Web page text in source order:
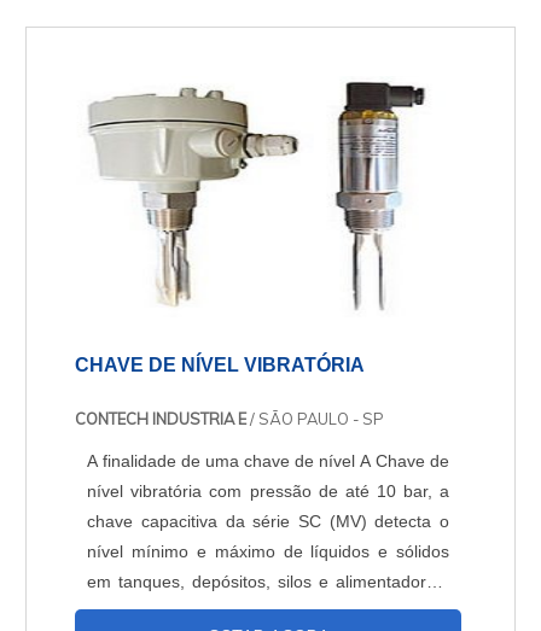
CHAVE DE NÍVEL VIBRATÓRIA
CONTECH INDUSTRIA E/ SÃO PAULO - SP
A finalidade de uma chave de nível A Chave de
nível vibratória com pressão de até 10 bar, a
chave capacitiva da série SC (MV) detecta o
nível mínimo e máximo de líquidos e sólidos
em tanques, depósitos, silos e alimentadores.
Simples de montar, pode suportar altos